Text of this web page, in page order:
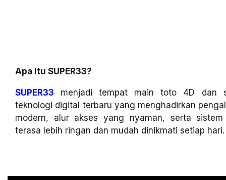
Apa Itu SUPER33?
SUPER33 menjadi tempat main toto 4D dan
teknologi digital terbaru yang menghadirkan
modern, alur akses yang nyaman, serta
terasa lebih ringan dan mudah dinikmati setiap hari.